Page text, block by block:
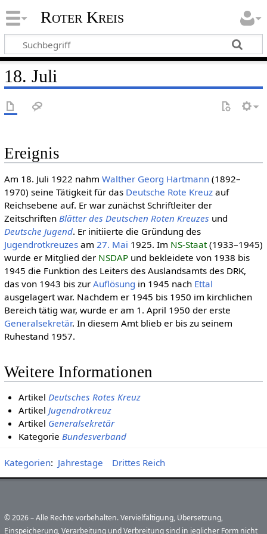
Roter Kreis
18. Juli
Ereignis
Am 18. Juli 1922 nahm Walther Georg Hartmann(1892–
1970) seine Tätigkeit für das Deut­sche Rote Kreuzauf
Reichsebene auf. Er war zunächst Schriftleiter der
Zeitschriften Blätter des Deutschen Roten Kreuzes und
Deutsche Jugend. Er initiierte die Gründung des
Jugendrotkreuzesam 27. Mai 1925. Im NS-Staat(1933–1945)
wurde er Mitglied der NSDAPund bekleidete von 1938 bis
1945 die Funktion des Leiters des Auslandsamts des DRK,
das von 1943 bis zur Auflösung in 1945 nach Ettal
ausgelagert war. Nachdem er 1945 bis 1950 im kirchlichen
Bereich tätig war, wurde er am 1. April 1950 der erste
Generalsekretär. In diesem Amt blieb er bis zu seinem
Ruhestand 1957.
Weitere Informationen
ArtikelDeutsches Rotes Kreuz
ArtikelJugendrotkreuz
Artikel Generalsekretär
KategorieBundesverband
Kategorien: Jahrestage Drittes Reich
© 2026 – Alle Rechte vorbehalten. Vervielfältigung, Übersetzung,
Einspeicherung, Verarbeitung und Verbreitung sind in jeglicher Form nicht